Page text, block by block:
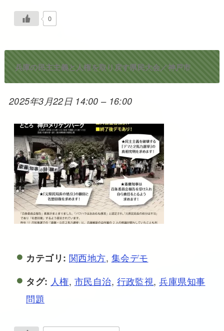
0
兵庫の民主主義と人権を取り戻す県民大会／神戸市
2025年3月22日 14:00 – 16:00
カテゴリ: 関西地方, 集会デモ
タグ: 人権, 市民自治, 行政監視,兵庫県知事
問題